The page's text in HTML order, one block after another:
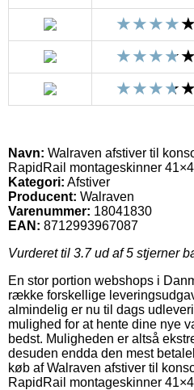
Navn: Walraven afstiver til
RapidRail montageskinner
Kategori: Afstiver
Producent: Walraven
Varenummer: 18041830
EAN: 8712993967087
Vurderet til 3.7ud af 5 stjerner
En stor portion webshops i
række forskellige
almindelig er nu til dags
mulighed for at hente dine nye
bedst. Muligheden er altså
desuden endda den mest
køb af Walraven afstiver til
RapidRail montageskinner